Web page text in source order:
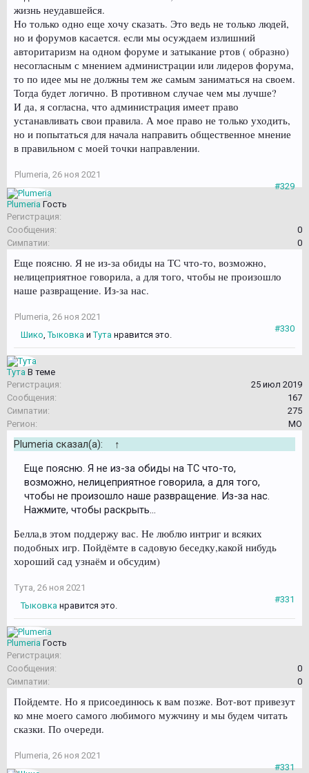
жизнь неудавшейся.
Но только одно еще хочу сказать. Это ведь не только людей,
но и форумов касается. если мы осуждаем излишний
авторитаризм на одном форуме и затыкание ртов ( образно)
несогласным с мнением администрации или лидеров форума,
то по идее мы не должны тем же самым заниматься на своем.
Тогда будет логично. В противном случае чем мы лучше?
И да, я согласна, что администрация имеет право
устанавливать свои правила. А мое право не только уходить,
но и попытаться для начала направить общественное мнение
в правильном с моей точки направлении.
Plumeria, 26 ноя 2021
#329
Plumeria Гость
Регистрация:
Сообщения:
0
Симпатии:
0
Еще поясню. Я не из-за обиды на ТС что-то, возможно,
нелицеприятное говорила, а для того, чтобы не произошло
наше развращение. Из-за нас.
Plumeria, 26 ноя 2021
#330
Шико,Тыковка иТута нравится это.
Тута В теме
Регистрация:
25 июл 2019
Сообщения:
167
Симпатии:
275
Регион:
МО
Plumeria сказал(а):
↑
Еще поясню. Я не из-за обиды на ТС что-то,
возможно, нелицеприятное говорила, а для того,
чтобы не произошло наше развращение. Из-за нас.
Нажмите, чтобы раскрыть...
Белла,в этом поддержу вас. Не люблю интриг и всяких
подобных игр. Пойдёмте в садовую беседку,какой нибудь
хороший сад узнаём и обсудим)
Тута 26 ноя 2021
#331
Тыковка нравится это.
Plumeria Гость
Регистрация:
Сообщения:
0
Симпатии:
0
Пойдемте. Но я присоединюсь к вам позже. Вот-вот привезут
ко мне моего самого любимого мужчину и мы будем читать
сказки. По очереди.
Plumeria 26 ноя 2021
#331